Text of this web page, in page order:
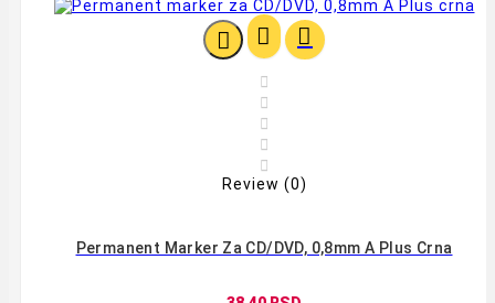
  





Review (0)
Permanent Marker Za CD/DVD, 0,8mm A Plus Crna